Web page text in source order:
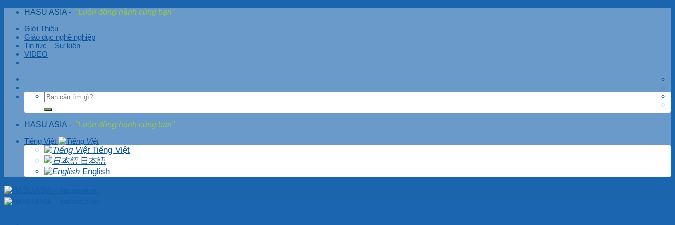
Skip
content
HASU ASIA - "Luôn đồng hành cùng bạn"
Giới Thiệu
Giáo dục nghề nghiệp
Tin tức – Sự kiện
VIDEO
HASU ASIA - "Luôn đồng hành cùng bạn"
Tiếng Việt
Tiếng Việt
日本語
English